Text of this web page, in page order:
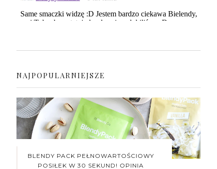
NAJPOPULARNIEJSZE
BLENDY PACK PEŁNOWARTOŚCIOWY
POSIŁEK W 30 SEKUND! OPINIA